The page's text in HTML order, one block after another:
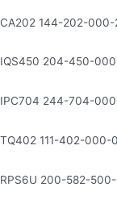
CA202 144-202-000-
IQS450 204-450-
IPC704 244-704-
TQ402 111-402-000-
RPS6U 200-582-